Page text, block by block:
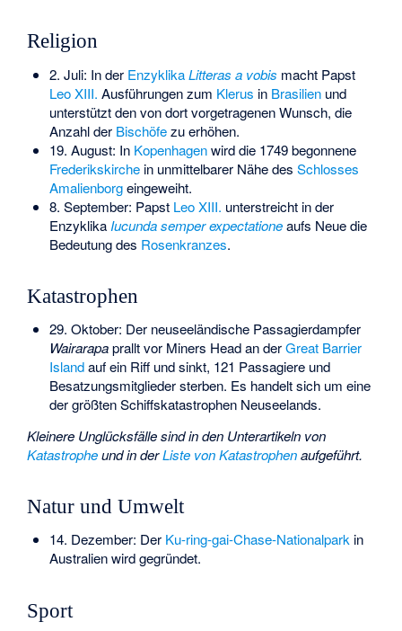
Religion
2. Juli: In der Enzyklika Litteras a vobis macht Papst
Leo XIII. Ausführungen zum Klerus in Brasilienund
unterstützt den von dort vorgetragenen Wunsch, die
Anzahl der Bischöfezu erhöhen.
19. August: In Kopenhagenwird die 1749 begonnene
Frederikskirchein unmittelbarer Nähe des Schlosses
Amalienborgeingeweiht.
8. September: Papst Leo XIII. unterstreicht in der
Enzyklika Iucunda semper expectationeaufs Neue die
Bedeutung des Rosenkranzes.
Katastrophen
29. Oktober: Der neuseeländische Passagierdampfer
Wairarapaprallt vor Miners Head an derGreat Barrier
Islandauf ein Riff und sinkt, 121 Passagiere und
Besatzungsmitglieder sterben. Es handelt sich um eine
der größten Schiffskatastrophen Neuseelands.
Kleinere Unglücksfälle sind in den Unterartikeln von
Katastropheund in derListe von Katastrophenaufgeführt.
Natur und Umwelt
14. Dezember: Der Ku-ring-gai-Chase-Nationalparkin
Australien wird gegründet.
Sport